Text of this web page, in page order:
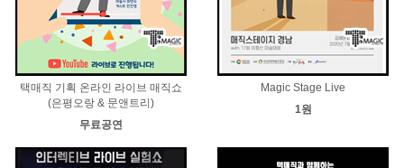
택매직 기획 온라인 라이브 매직쇼
(은평오랑 & 문앤트리)
무료공연
Magic Stage Live
1원